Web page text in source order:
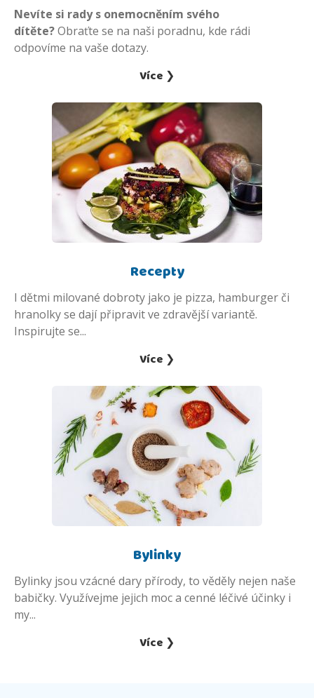
Nevíte si rady s onemocněním svého
dítěte?Obraťte se na naši poradnu, kde rádi
odpovíme na vaše dotazy.
Více ❯
Recepty
I dětmi milované dobroty jako je pizza, hamburger či
hranolky se dají připravit ve zdravější variantě.
Inspirujte se...
Více ❯
Bylinky
Bylinky jsou vzácné dary přírody, to věděly nejen naše
babičky. Využívejme jejich moc a cenné léčivé účinky i
my...
Více ❯